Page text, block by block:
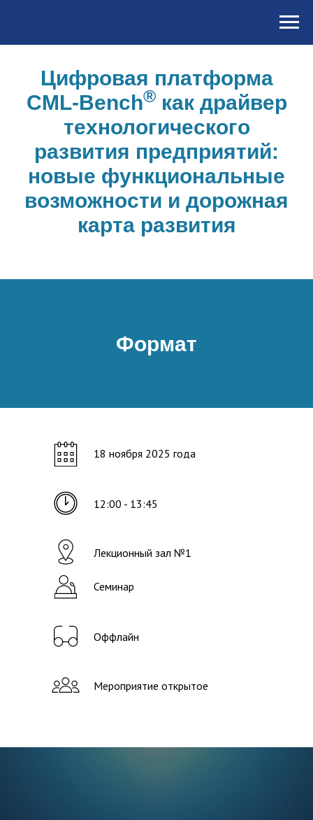
Цифровая платформа
CML-Bench®как драйвер
технологического
развития предприятий:
новые функциональные
возможности и дорожная
карта развития
Формат
18 ноября 2025 года
12:00 - 13:45
Лекционный зал №1
Семинар
Оффлайн
Мероприятие открытое